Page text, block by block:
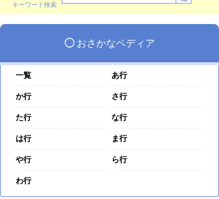
キーワード検索
◯おさかなペディア
一覧 あ行
か行 さ行
た行 な行
は行 ま行
や行 ら行
わ行